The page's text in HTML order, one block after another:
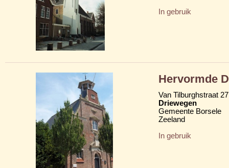
In gebruik
Hervormde
Van Tilburghstraat 27
Driewegen
Gemeente Borsele
Zeeland
In gebruik